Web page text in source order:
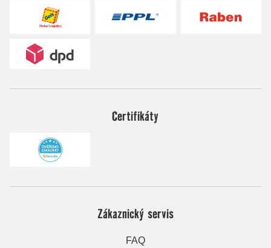
Certifikáty
Zákaznický servis
FAQ